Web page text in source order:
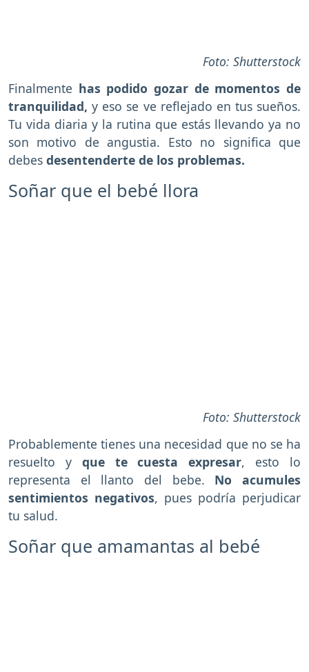
Foto: Shutterstock
Finalmente has podido gozar de momentos de
tranquilidad,y eso se ve reflejado en tus sueños.
Tu vida diaria y la rutina que estás llevando ya no
son motivo de angustia. Esto no significa que
debes desentenderte de los problemas.
Soñar que el bebé llora
Foto: Shutterstock
Probablemente tienes una necesidad que no se ha
resuelto y que te cuesta expresar, esto lo
representa el llanto del bebe. No acumules
sentimientos negativos, pues podría perjudicar
tu salud.
Soñar que amamantas al bebé